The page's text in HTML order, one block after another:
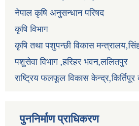
नेपाल कृषि अनुसन्धान परिषद
कृषि विभाग
कृषि तथा पशुपन्छी विकास
पशुसेवा विभाग ,हरिहर भवन,ललितपुर
राष्ट्रिय फलफूल विकास केन्द्र,किर्तिपूर
पुननिर्माण प्राधिकरण